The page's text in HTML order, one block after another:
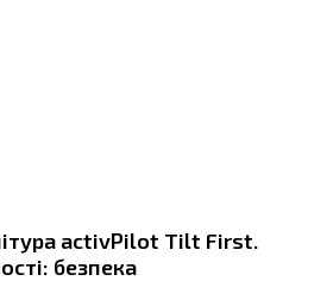
activPilot Tilt First.
безпека